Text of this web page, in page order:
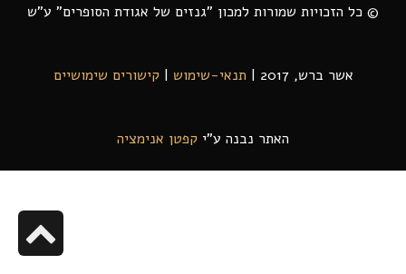
© כל הזכויות שמורות למכון "גנזים של אגודת הסופרים" ע"ש
אשר ברש, 2017 | תנאי-שימוש | קישורים שימושיים
האתר נבנה ע"י קפטן אנימציה